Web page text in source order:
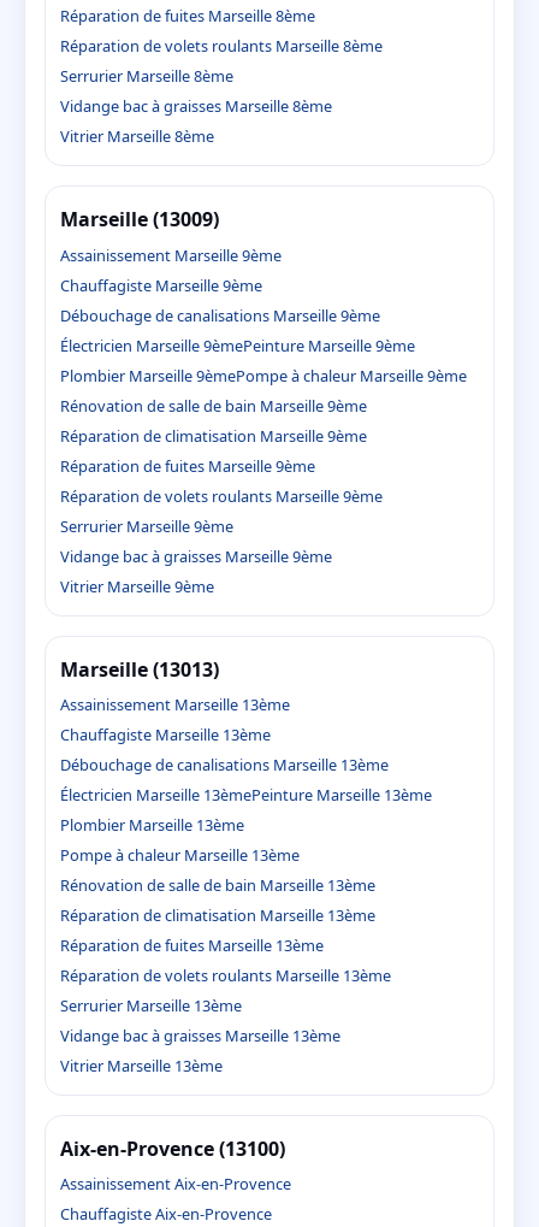
Réparation de fuites Marseille 8ème
Réparation de volets roulants Marseille 8ème
Serrurier Marseille 8ème
Vidange bac à graisses Marseille 8ème
Vitrier Marseille 8ème
Marseille (13009)
Assainissement Marseille 9ème
Chauffagiste Marseille 9ème
Débouchage de canalisations Marseille 9ème
Électricien Marseille 9èmePeinture Marseille 9ème
Plombier Marseille 9èmePompe à chaleur Marseille 9ème
Rénovation de salle de bain Marseille 9ème
Réparation de climatisation Marseille 9ème
Réparation de fuites Marseille 9ème
Réparation de volets roulants Marseille 9ème
Serrurier Marseille 9ème
Vidange bac à graisses Marseille 9ème
Vitrier Marseille 9ème
Marseille (13013)
Assainissement Marseille 13ème
Chauffagiste Marseille 13ème
Débouchage de canalisations Marseille 13ème
Électricien Marseille 13èmePeinture Marseille 13ème
Plombier Marseille 13ème
Pompe à chaleur Marseille 13ème
Rénovation de salle de bain Marseille 13ème
Réparation de climatisation Marseille 13ème
Réparation de fuites Marseille 13ème
Réparation de volets roulants Marseille 13ème
Serrurier Marseille 13ème
Vidange bac à graisses Marseille 13ème
Vitrier Marseille 13ème
Aix-en-Provence (13100)
Assainissement Aix-en-Provence
Chauffagiste Aix-en-Provence